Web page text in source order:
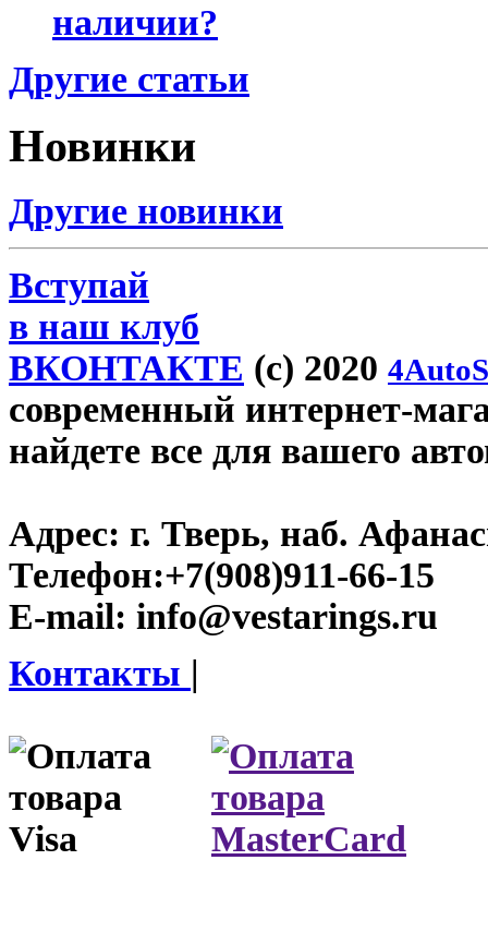
наличии?
Другие статьи
Новинки
Другие новинки
Вступай
в наш клуб
ВКОНТАКТЕ (c) 2020
современный интернет-
найдете все для вашего
Адрес: г. Тверь, наб.
Телефон:+7(908)911-66-15
E-mail: info@vestarings.ru
Контакты |